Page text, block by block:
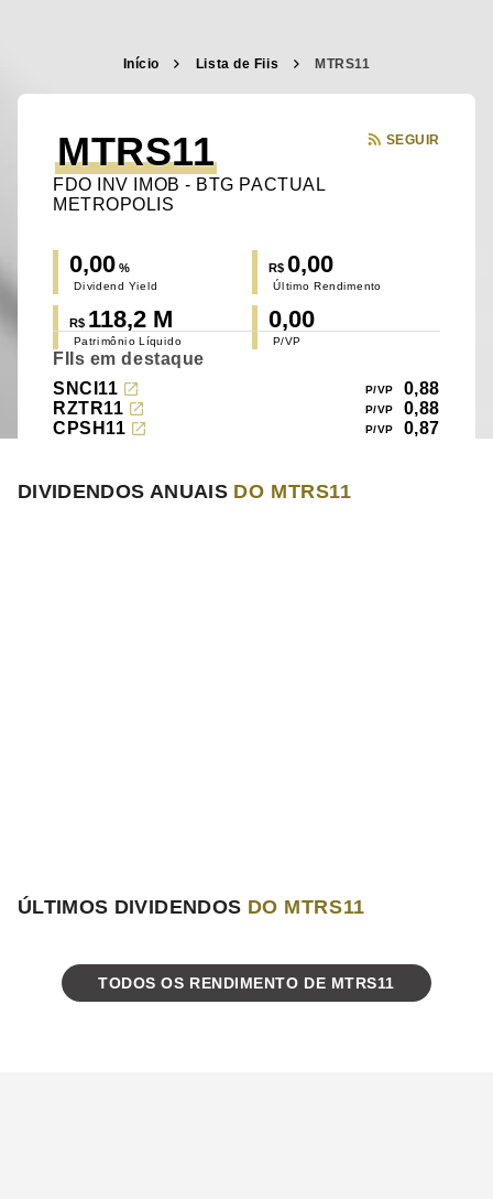
Início Lista de Fiis MTRS11
MTRS11
FDO INV IMOB - BTG PACTUAL
METROPOLIS
SEGUIR
0,00 %
Dividend Yield
R$ 0,00
Último Rendimento
R$ 118,2 M
Patrimônio Líquido
0,00
P/VP
FIIs em destaque
SNCI11
0,88
RZTR11
0,88
CPSH11
0,87
DIVIDENDOS ANUAIS DO MTRS11
ÚLTIMOS DIVIDENDOS DO MTRS11
TODOS OS RENDIMENTO DE MTRS11